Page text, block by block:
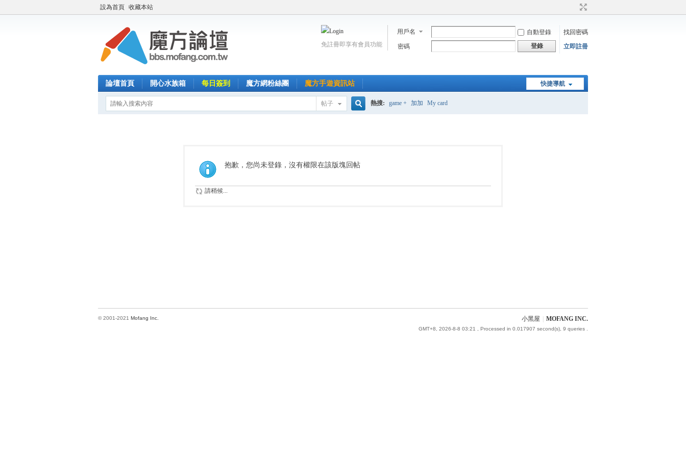
設為首頁 收藏本站
用戶名 自動登錄
找回密碼
密碼
登錄 立即註冊
免註冊即享有會員功能
快捷導航
論壇首頁 開心水族箱 每日簽到 魔方網粉絲團 魔方手遊資訊站
帖子
索
熱搜: game + 加加 My card
抱歉，您尚未登錄，沒有權限在該版塊回帖
請稍候...
小黑屋 MOFANG INC.
GMT+8, 2026-8-8 03:21 , Processed in 0.017907 second(s), 9 queries .
© 2001-2021 Mofang Inc.